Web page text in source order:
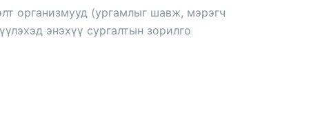
организмууд (ургамлыг шавж, мэрэгч
энэхүү сургалтын зорилго